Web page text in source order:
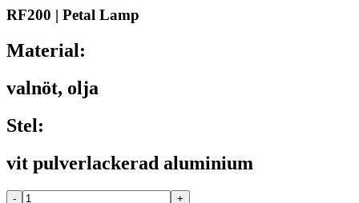
RF200 | Petal Lamp
Material:
valnöt, olja
Stel:
vit pulverlackerad aluminium
- +